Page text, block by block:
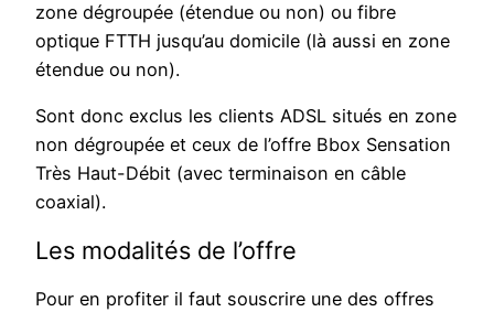
zone dégroupée (étendue ou non) ou fibre
optique FTTH jusqu’au domicile (là aussi en zone
étendue ou non).
Sont donc exclus les clients ADSL situés en zone
non dégroupée et ceux de l’offre Bbox Sensation
Très Haut-Débit (avec terminaison en câble
coaxial).
Les modalités de l’offre
Pour en profiter il faut souscrire une des offres